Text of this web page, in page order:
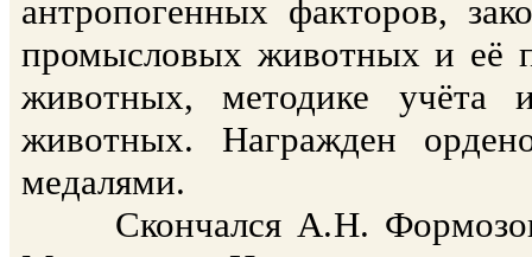
антропогенных факторов,
промысловых животных и её
животных, методике учёта и
животных. Награжден
медалями.
Скончался А.Н. Формозов